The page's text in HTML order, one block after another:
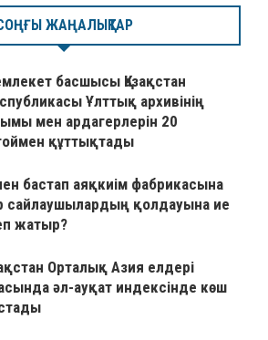
ЖАҢАЛЫҚТАР
басшысы Қазақстан
Ұлттық архивінің
мен ардагерлерін 20
құттықтады
бастап аяқкиім фабрикасына
сайлаушылардың қолдауына ие
жатыр?
Орталық Азия елдері
әл-ауқат индексінде көш